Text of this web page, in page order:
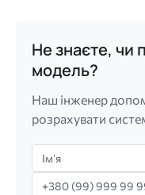
Не знаєте, чи
модель?
Наш інженер
розрахувати
Імʼя
Телефон